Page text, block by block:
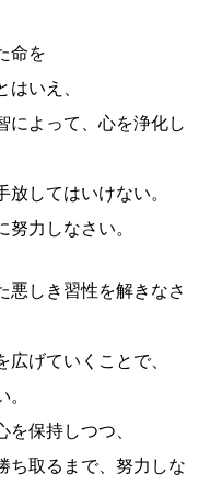
命を
いえ、
よって、心を浄化し
してはいけない。
力しなさい。
しき習性を解きなさ
げていくことで、
保持しつつ、
取るまで、努力しな